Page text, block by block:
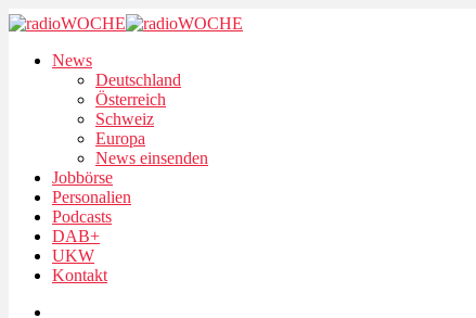
News
Deutschland
Österreich
Schweiz
Europa
News einsenden
Jobbörse
Personalien
Podcasts
DAB+
UKW
Kontakt